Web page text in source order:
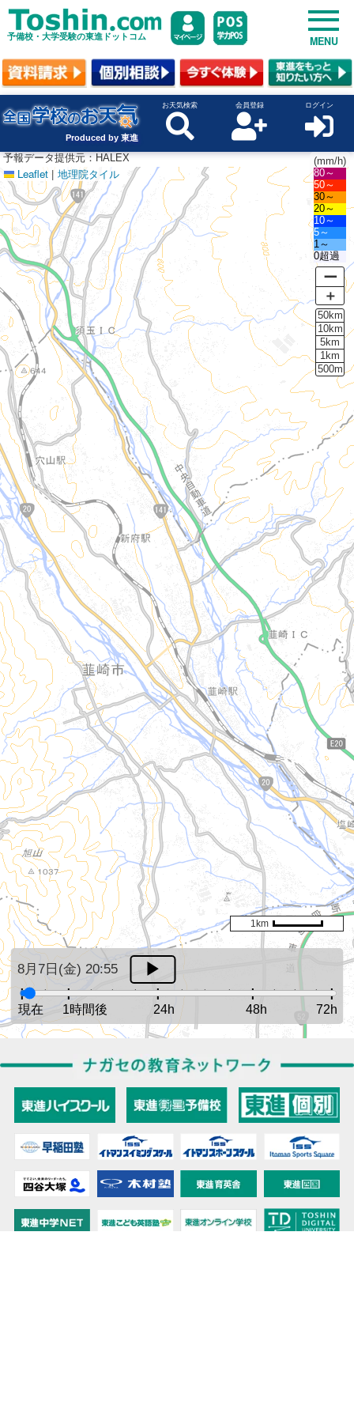
予備校・大学受験の東進ドットコム MENU
Produced by 東進
お天気検索 会員登録 ログイン
Leaflet | 地理院タイル
8月7日(金) 20:55
現在 1時間後 24h 48h 72h
1km
(mm/h)
80～
50～
30～
20～
10～
5～
1～
0超過
ー
＋
50km
10km
5km
1km
500m
予報データ提供元：HALEX